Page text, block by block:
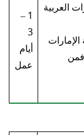
العربية
1 –
3
أيام
عمل